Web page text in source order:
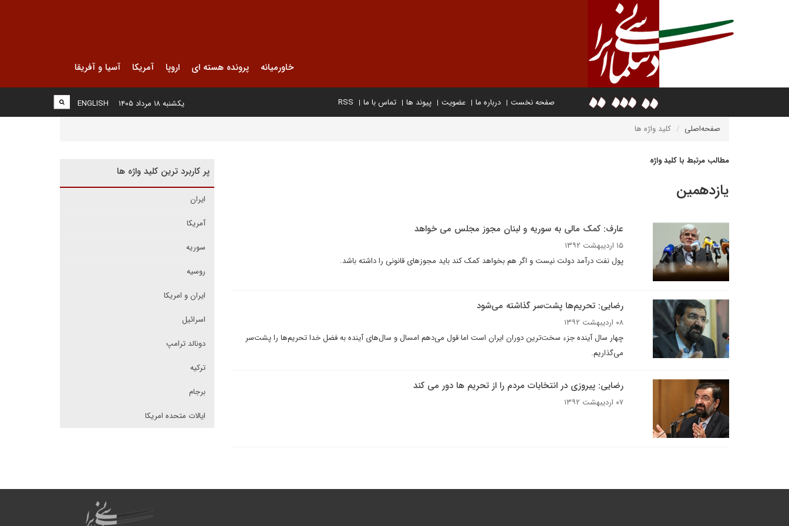
خاورمیانه پرونده هسته ای اروپا آمریکا آسیا و آفریقا
صفحه نخست درباره ما عضویت پیوند ها تماس با ما RSS
ENGLISH یکشنبه ۱۸ مرداد ۱۴۰۵
صفحه‌اصلی کلید واژه ها
مطالب مرتبط با کلید واژه
یازدهمین
عارف: کمک مالی به سوریه و لبنان مجوز مجلس می خواهد
۱۵ اردیبهشت ۱۳۹۲
پول نفت درآمد دولت نیست و اگر هم بخواهد کمک کند باید مجوزهای قانونی را داشته باشد.
رضایی: تحریم‌ها پشت‌سر گذاشته می‌شود
۰۸ اردیبهشت ۱۳۹۲
چهار سال آینده جزء سخت‌ترین دوران ایران است اما قول می‌دهم امسال و سال‌های آینده به فضل خدا تحریم‌ها را پشت‌سر
می‌گذاریم.
رضایی: پیروزی در انتخابات مردم را از تحریم ها دور می کند
۰۷ اردیبهشت ۱۳۹۲
پر کاربرد ترین کلید واژه ها
ایران
آمریکا
سوریه
روسیه
ایران و امریکا
اسرائیل
دونالد ترامپ
ترکیه
برجام
ایالات متحده امریکا